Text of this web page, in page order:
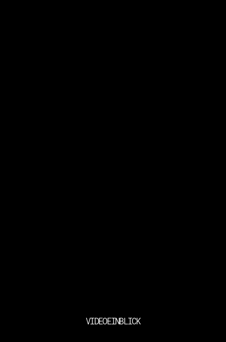
VIDEOEINBLICK